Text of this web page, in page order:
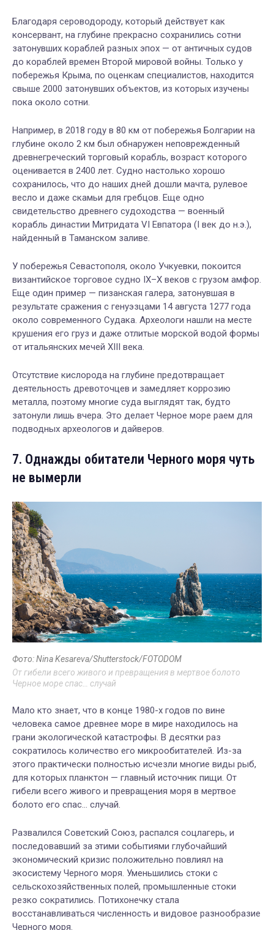
Благодаря сероводороду, который действует как
консервант, на глубине прекрасно сохранились сотни
затонувших кораблей разных эпох — от античных судов
до кораблей времен Второй мировой войны. Только у
побережья Крыма, по оценкам специалистов, находится
свыше 2000 затонувших объектов, из которых изучены
пока около сотни.
Например, в 2018 году в 80 км от побережья Болгарии на
глубине около 2 км был обнаружен неповрежденный
древнегреческий торговый корабль, возраст которого
оценивается в 2400 лет. Судно настолько хорошо
сохранилось, что до наших дней дошли мачта, рулевое
весло и даже скамьи для гребцов. Еще одно
свидетельство древнего судоходства — военный
корабль династии Митридата VI Евпатора (I век до н.э.),
найденный в Таманском заливе.
У побережья Севастополя, около Учкуевки, покоится
византийское торговое судно IX–X веков с грузом амфор.
Еще один пример — пизанская галера, затонувшая в
результате сражения с генуэзцами 14 августа 1277 года
около современного Судака. Археологи нашли на месте
крушения его груз и даже отлитые морской водой формы
от итальянских мечей XIII века.
Отсутствие кислорода на глубине предотвращает
деятельность древоточцев и замедляет коррозию
металла, поэтому многие суда выглядят так, будто
затонули лишь вчера. Это делает Черное море раем для
подводных археологов и дайверов.
7. Однажды обитатели Черного моря чуть
не вымерли
Фото: Nina Kesareva/Shutterstock/FOTODOM
От гибели всего живого и превращения в мертвое болото
Черное море спас… случай
Мало кто знает, что в конце 1980-х годов по вине
человека самое древнее море в мире находилось на
грани экологической катастрофы. В десятки раз
сократилось количество его микрообитателей. Из-за
этого практически полностью исчезли многие виды рыб,
для которых планктон — главный источник пищи. От
гибели всего живого и превращения моря в мертвое
болото его спас… случай.
Развалился Советский Союз, распался соцлагерь, и
последовавший за этими событиями глубочайший
экономический кризис положительно повлиял на
экосистему Черного моря. Уменьшились стоки с
сельскохозяйственных полей, промышленные стоки
резко сократились. Потихонечку стала
восстанавливаться численность и видовое разнообразие
Черного моря.